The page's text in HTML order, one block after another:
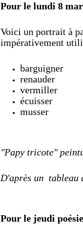
Pour le lundi 8
Voici un portrait à
impérativement
barguigner
renauder
vermiller
écuisser
musser
"Papy tricote"
D'après un tableau
Pour le jeudi